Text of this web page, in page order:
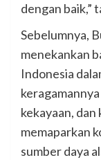
dengan baik,”
Sebelumnya,
menekankan
Indonesia
kekayaan,
memaparkan
sumber daya